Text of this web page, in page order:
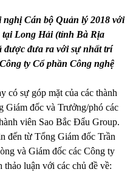
nghị Cán bộ Quản lý 2018 với
tại Long Hải (tỉnh Bà Rịa
được đưa ra với sự nhất trí
ty Cổ phần Công nghệ
có sự góp mặt của các thành
Giám đốc và Trưởng/phó các
viên Sao Bắc Đẩu Group.
đến từ Tổng Giám đốc Trần
và Giám đốc các Công ty
thảo luận với các chủ đề về: